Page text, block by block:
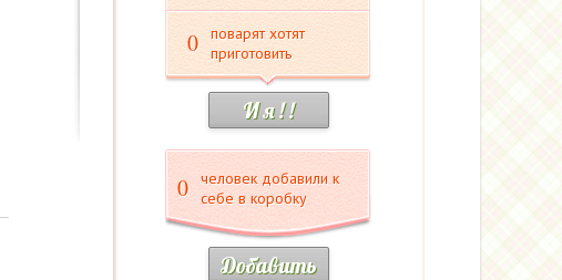
0
поварят хотят
приготовить
И я ! !
0
человек добавили к
себе в коробку
Добавить